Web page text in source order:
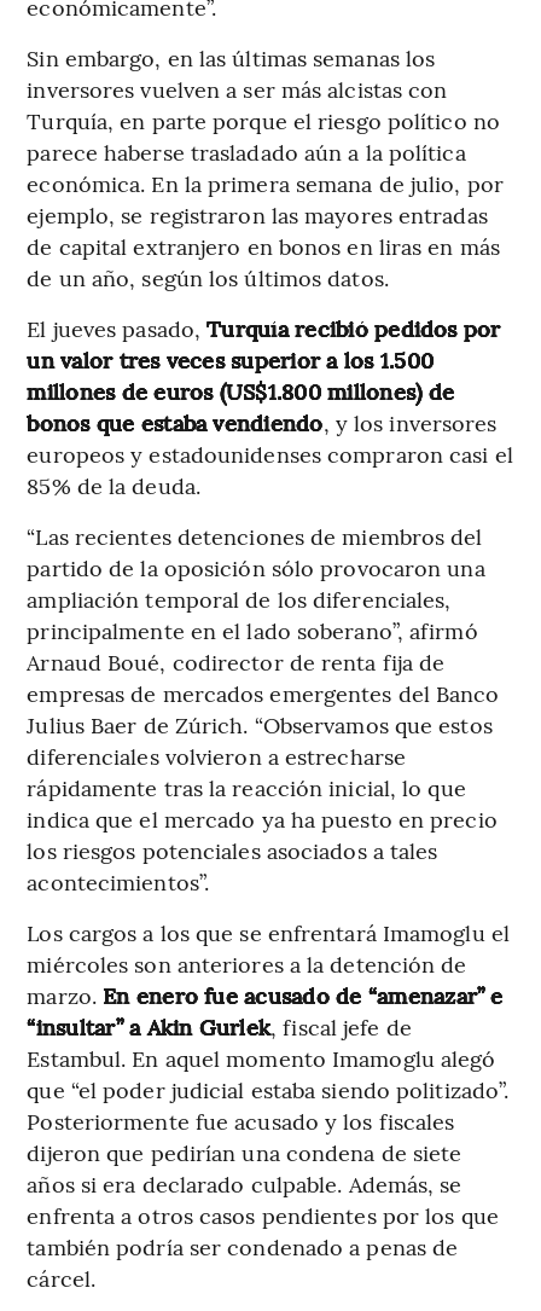
económicamente”.
Sin embargo, en las últimas semanas los
inversores vuelven a ser más alcistas con
Turquía, en parte porque el riesgo político no
parece haberse trasladado aún a la política
económica. En la primera semana de julio, por
ejemplo, se registraron las mayores entradas
de capital extranjero en bonos en liras en más
de un año, según los últimos datos.
El jueves pasado,Turquía recibió pedidos por
un valor tres veces superior a los 1.500
millones de euros (US$1.800 millones) de
bonos que estaba vendiendo, y los inversores
europeos y estadounidenses compraron casi el
85% de la deuda.
“Las recientes detenciones de miembros del
partido de la oposición sólo provocaron una
ampliación temporal de los diferenciales,
principalmente en el lado soberano”, afirmó
Arnaud Boué, codirector de renta fija de
empresas de mercados emergentes del Banco
Julius Baer de Zúrich. “Observamos que estos
diferenciales volvieron a estrecharse
rápidamente tras la reacción inicial, lo que
indica que el mercado ya ha puesto en precio
los riesgos potenciales asociados a tales
acontecimientos”.
Los cargos a los que se enfrentará Imamoglu el
miércoles son anteriores a la detención de
marzo. En enero fue acusado de “amenazar” e
“insultar” a Akin Gurlek, fiscal jefe de
Estambul. En aquel momento Imamoglu alegó
que “el poder judicial estaba siendo politizado”.
Posteriormente fue acusado y los fiscales
dijeron que pedirían una condena de siete
años si era declarado culpable. Además, se
enfrenta a otros casos pendientes por los que
también podría ser condenado a penas de
cárcel.